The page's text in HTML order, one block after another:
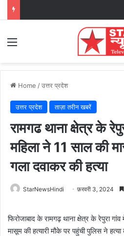
Menu
Home /उत्तर प्रदेश
उत्तर प्रदेश ताज़ा तरीन खबरें
रामगढ थाना क्षेत्र के
महिला ने 11 साल की
गला दवाकर की हत्या
StarNewsHindi फ़रवरी 3, 2024
फिरोजाबाद के रामगढ़ थाना क्षेत्र के रेपुरा
मासूम की हत्यारी मौके पर पहुंची पुलिस ने